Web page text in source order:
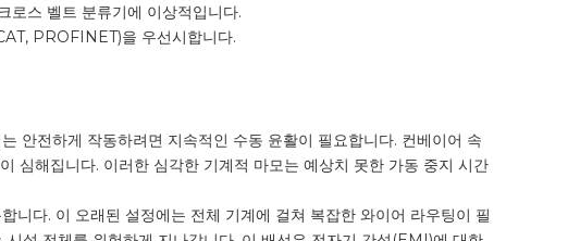
로스 벨트 분류기에 이상적입니다.
PROFINET)을 우선시합니다.
안전하게 작동하려면 지속적인 수동 윤활이 필요합니다. 컨베이어 속
심해집니다. 이러한 심각한 기계적 마모는 예상치 못한 가동 중지 시간
니다. 이 오래된 설정에는 전체 기계에 걸쳐 복잡한 와이어 라우팅이 필